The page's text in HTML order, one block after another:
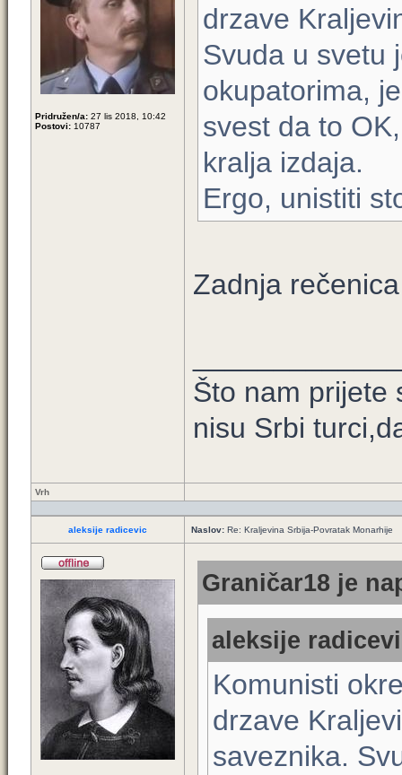
Pridružen/a: 27 lis 2018, 10:42
Postovi: 10787
drzave
Svuda u svetu
okupatorima,
svest da to
kralja izdaja.
Ergo, unistiti
Zadnja
Što nam prijete
nisu Srbi
Vrh
aleksije radicevic Naslov: Re: Kraljevina Srbija-Povratak Monarhije
Graničar18 je
aleksije
Komunisti
drzave
saveznika.